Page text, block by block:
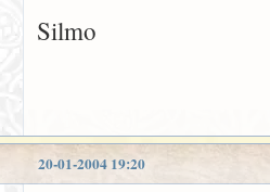
Silmo
20-01-2004 19:20